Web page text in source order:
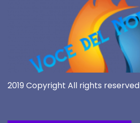
2019 Copyright All rights reserved